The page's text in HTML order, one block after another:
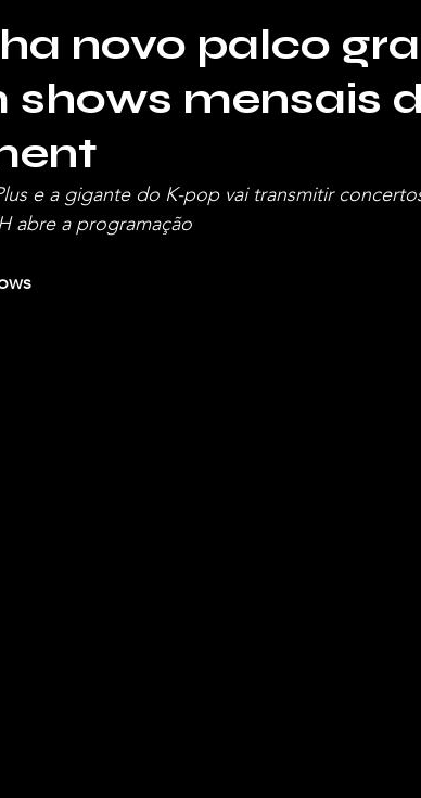
novo palco
shows mensais
e a gigante do K-pop vai transmitir
abre a programação